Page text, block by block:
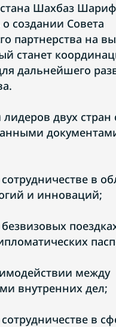
Шахбаз Шариф
создании Совета
партнерства на
станет
дальнейшего
двух стран
в
и инноваций;
между
внутренних дел;
в